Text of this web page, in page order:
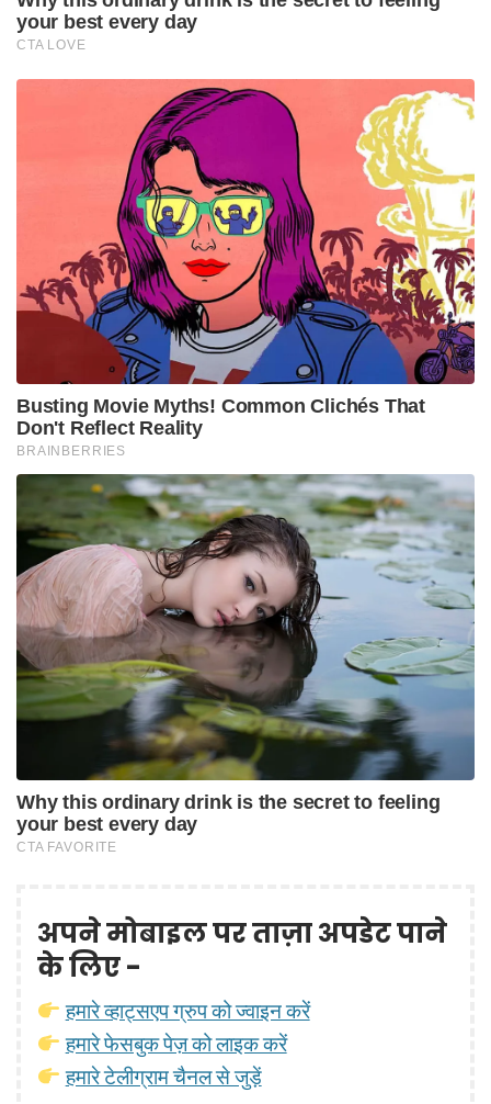
अपने मोबाइल पर ताज़ा अपडेट पाने
के लिए -
हमारे व्हाट्सएप ग्रुप को ज्वाइन करें
हमारे फेसबुक पेज़ को लाइक करें
हमारे टेलीग्राम चैनल से जुड़ें